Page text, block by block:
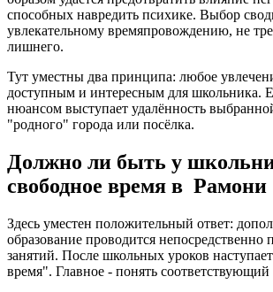
способных навредить психике. Выбор
увлекательному времяпровождению, не
лишнего.
Тут уместны два принципа: любое
доступным и интересным для школьника.
нюансом выступает удалённость
"родного" города или посёлка.
Должно ли быть у
свободное время в Рамони
Здесь уместен положительный ответ:
образование проводится непосредственно
занятий. После школьных уроков
время". Главное - понять соответствующий